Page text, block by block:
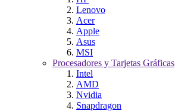
Lenovo
Acer
Apple
Asus
MSI
Procesadores y Tarjetas Gráficas
Intel
AMD
Nvidia
Snapdragon